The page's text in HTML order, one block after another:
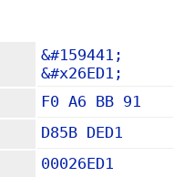
&#159441;
&#x26ED1;
F0 A6 BB 91
D85B DED1
00026ED1